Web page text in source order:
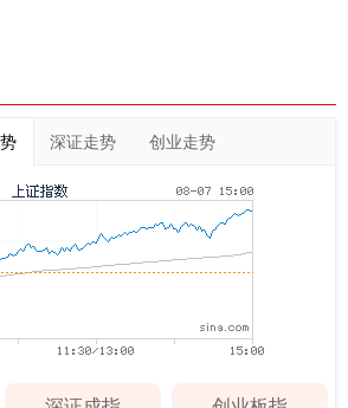
深证走势 创业走势